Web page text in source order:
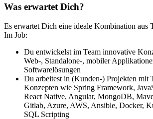
Was erwartet Dich?
Es erwartet Dich eine ideale Kombination aus
Im Job:
Du entwickelst im Team innovative
Web-, Standalone-, mobiler
Softwarelösungen
Du arbeitest in (Kunden-) Projekten mit
Konzepten wie Spring Framework,
React Native, Angular, MongoDB,
Gitlab, Azure, AWS, Ansible, Docker,
SQL Scripting